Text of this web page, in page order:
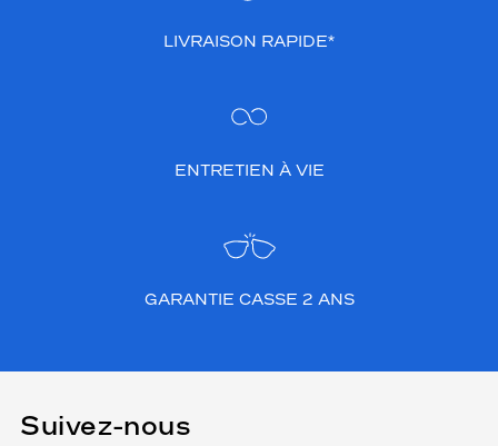
LIVRAISON RAPIDE*
ENTRETIEN À VIE
GARANTIE CASSE 2 ANS
Suivez-nous